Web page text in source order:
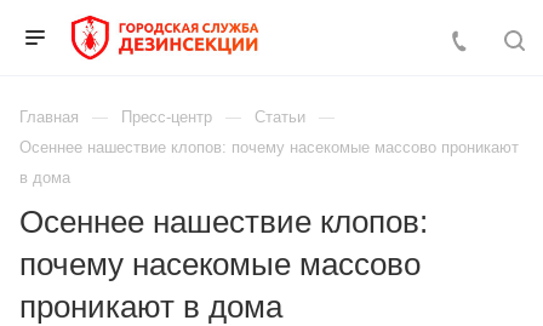
Главная Пресс-центр
Статьи
Осеннее нашествие клопов: почему насекомые массово проникают
в дома
Осеннее нашествие клопов:
почему насекомые массово
проникают в дома